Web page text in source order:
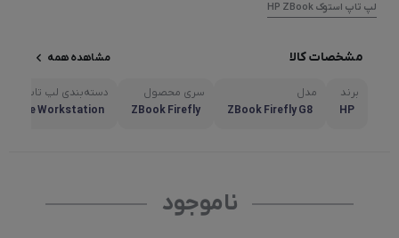
لپ تاپ استوک HP ZBook
مشخصات کالا مشاهده همه
برند
HP
مدل
ZBook Firefly G8
سری محصول
ZBook Firefly
دسته‌بندی لپ تاپ
Mobile Workstation
ناموجود